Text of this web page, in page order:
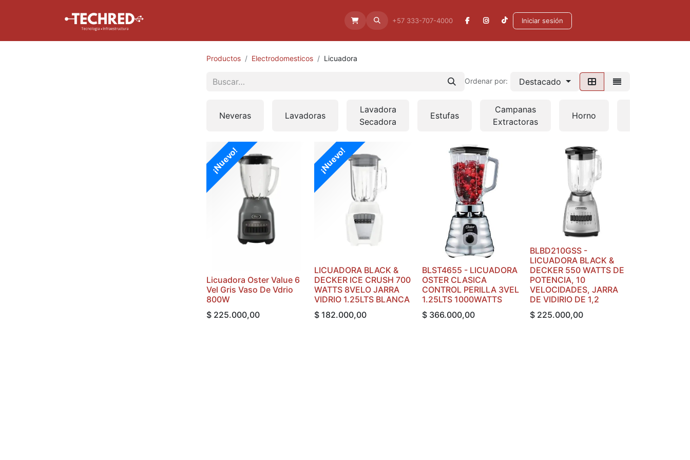
Aliados +57 333-707-4000 Iniciar sesión
Productos Electrodomesticos Licuadora
Ordenar por: Destacado
Neveras Lavadoras
Lavadora
Secadora
Estufas
Campanas
Extractoras
Horno
¡Nuevo!
Licuadora Oster Value 6
Vel Gris Vaso De Vdrio
800W
$ 225.000,00
¡Nuevo!
LICUADORA BLACK &
DECKER ICE CRUSH 700
WATTS 8VELO JARRA
VIDRIO 1.25LTS BLANCA
$ 182.000,00
BLST4655 - LICUADORA
OSTER CLASICA
CONTROL PERILLA 3VEL
1.25LTS 1000WATTS
$ 366.000,00
BLBD210GSS -
LICUADORA BLACK &
DECKER 550 WATTS DE
POTENCIA, 10
VELOCIDADES, JARRA
DE VIDIRIO DE 1,2
$ 225.000,00